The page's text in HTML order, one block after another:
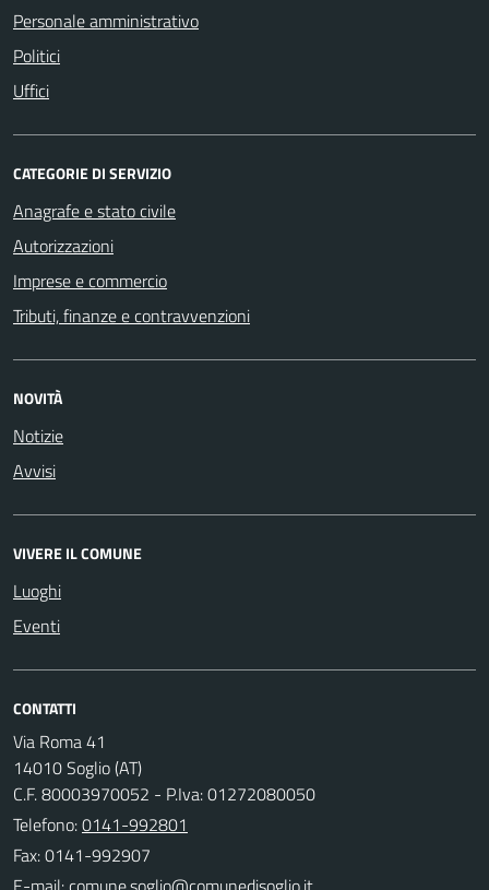
Personale amministrativo
Politici
Uffici
CATEGORIE DI SERVIZIO
Anagrafe e stato civile
Autorizzazioni
Imprese e commercio
Tributi, finanze e contravvenzioni
NOVITÀ
Notizie
Avvisi
VIVERE IL COMUNE
Luoghi
Eventi
CONTATTI
Via Roma 41
14010 Soglio (AT)
C.F. 80003970052 - P.Iva: 01272080050
Telefono:0141-992801
Fax: 0141-992907